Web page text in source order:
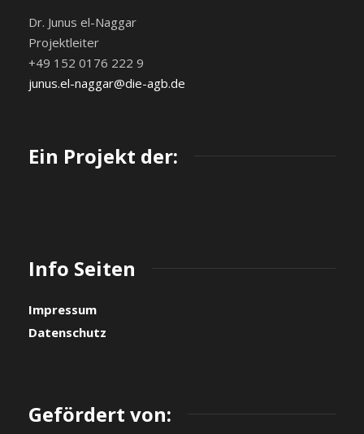
Dr. Junus el-Naggar
Projektleiter
+49 152 0176 222 9
junus.el-naggar@die-agb.de
Ein Projekt der:
Info Seiten
Impressum
Datenschutz
Gefördert von: